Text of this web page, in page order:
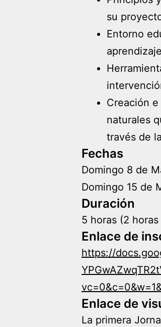
su
Entorno
Creación
naturales
través de
Fechas
Domingo 8 de
Domingo 15 de
Duración
5 horas (2
Enlace de
https://
Enlace de
La primera